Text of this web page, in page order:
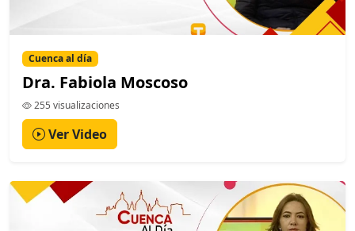
Cuenca al día
Dra. Fabiola Moscoso
255 visualizaciones
Ver Video